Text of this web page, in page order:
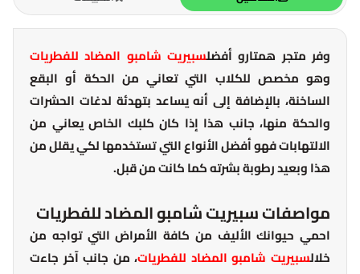
وفر متجر همتارو أفضلسبيريت شامبو المضاد للفطريات
وهو مخصص للكلاب التي تعاني من الحكة أو البقع
الساخنة، بالإضافة إلى أنه يساعد بتهدئة لدغات الحشرات
والحكة منها، جانب هذا إذا كان كلبك الخاص يعاني من
الالتهابات فهو أفضل الأنواع التي تستخدمها لكي يقلل من
هذا وبعيد رطوبة بشرته كما كانت من قبل.
مواصفات سبيريت شامبو المضاد للفطريات
احمي حيوانك الأليف من كافة الأمراض التي تواجه من
خلالسبيريت شامبو المضاد للفطريات، من جانب آخر جاءت